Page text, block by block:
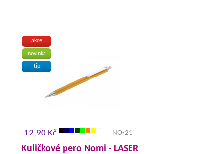
akce
novinka
tip
12,90 Kč NO-21
Kuličkové pero Nomi - LASER